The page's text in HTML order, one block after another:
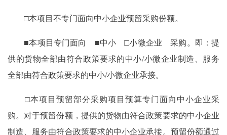
□本项目不专门面向中小企业预留采购份额。
■本项目专门面向 ■中小 □小微企业 采购。即：提
供的货物全部由符合政策要求的中小/小微企业制造、服务
全部由符合政策要求的中小/小微企业承接。
□本项目预留部分采购项目预算专门面向中小企业采
购。对于预留份额，提供的货物由符合政策要求的中小企业
制造、服务由符合政策要求的中小企业承接。预留份额通过